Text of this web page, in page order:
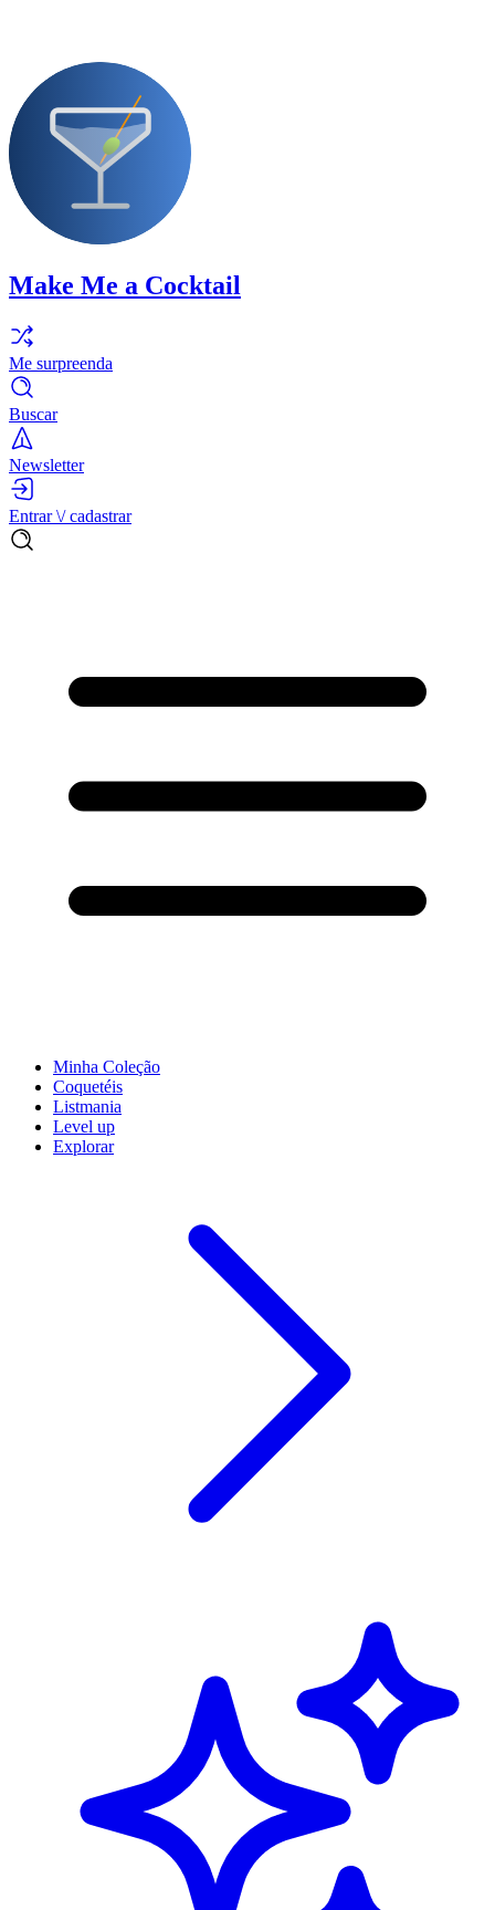
Make Me a Cocktail
Me surpreenda
Buscar
Newsletter
Entrar \/ cadastrar
Minha Coleção
Coquetéis
Listmania
Level up
Explorar